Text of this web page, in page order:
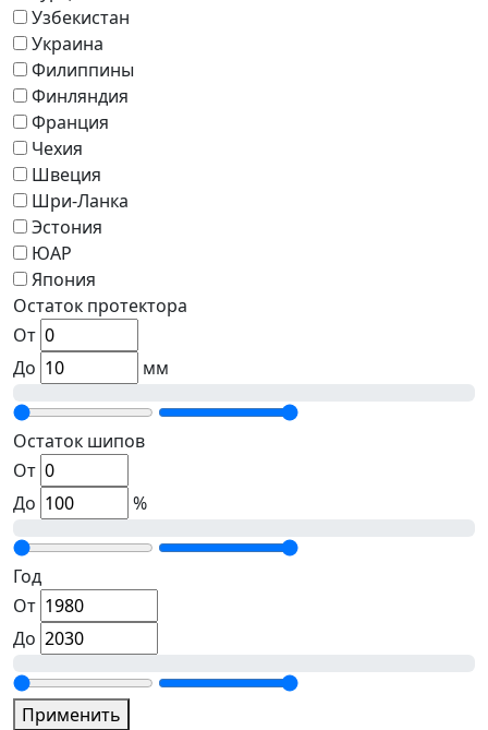
Узбекистан
Украина
Филиппины
Финляндия
Франция
Чехия
Швеция
Шри-Ланка
Эстония
ЮАР
Япония
Остаток протектора
От
До
мм
Остаток шипов
От
До
%
Год
От
До
Применить